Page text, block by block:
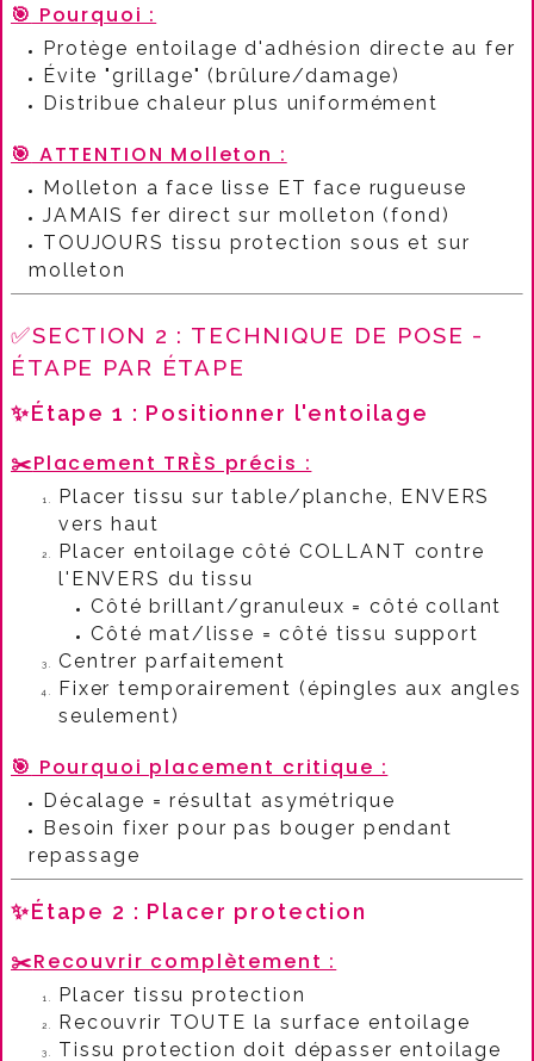
🎯 Pourquoi :​
Protège entoilage d'adhésion directe au fer
Évite "grillage" (brûlure/damage)
Distribue chaleur plus uniformément
🎯 ATTENTION Molleton :​
Molleton a face lisse ET face rugueuse
JAMAIS fer direct sur molleton (fond)
TOUJOURS tissu protection sous et sur
molleton
✅SECTION 2 : TECHNIQUE DE POSE -
ÉTAPE PAR ÉTAPE
✨Étape 1 : Positionner l'entoilage
✂️Placement TRÈS précis :​
Placer tissu sur table/planche, ENVERS
vers haut
Placer entoilage côté COLLANT contre
l'ENVERS du tissu
Côté brillant/granuleux = côté collant
Côté mat/lisse = côté tissu support
Centrer parfaitement
Fixer temporairement (épingles aux angles
seulement)
🎯 Pourquoi placement critique :​
Décalage = résultat asymétrique
Besoin fixer pour pas bouger pendant
repassage
✨Étape 2 : Placer protection
✂️Recouvrir complètement :​
Placer tissu protection
Recouvrir TOUTE la surface entoilage
Tissu protection doit dépasser entoilage